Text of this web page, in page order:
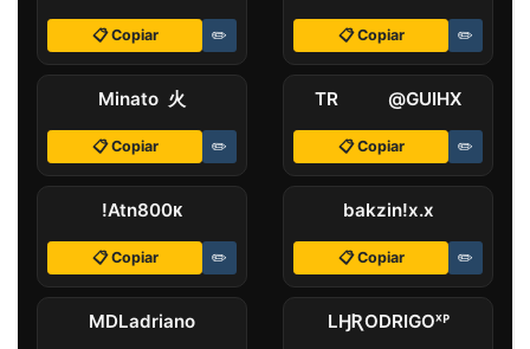
📋 Copiar ✏️ 📋 Copiar ✏️
Minato 火
📋 Copiar ✏️
TRﾠﾠﾠ@GUIHX
📋 Copiar ✏️
!Atnㅤ800ᴋ
📋 Copiar ✏️
ㅤbakzin!x.x
📋 Copiar ✏️
MDLㅤadriano LӇㅤƦODRIGOˣᴾ